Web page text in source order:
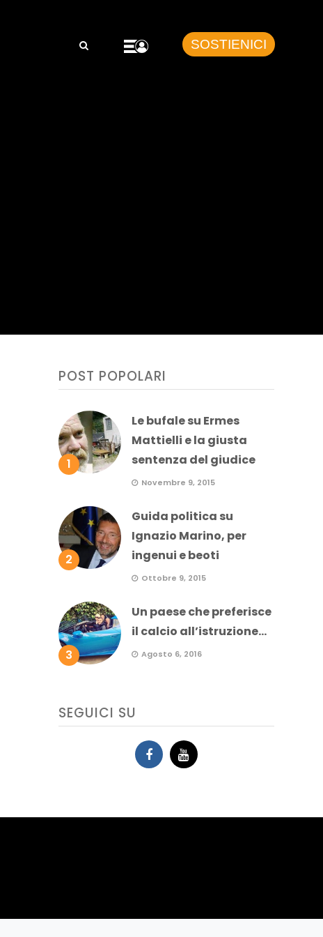
SOSTIENICI
POST POPOLARI
1
Le bufale su Ermes
Mattielli e la giusta
sentenza del giudice
Novembre 9, 2015
2
Guida politica su
Ignazio Marino, per
ingenui e beoti
Ottobre 9, 2015
3
Un paese che preferisce
il calcio all’istruzione...
Agosto 6, 2016
SEGUICI SU